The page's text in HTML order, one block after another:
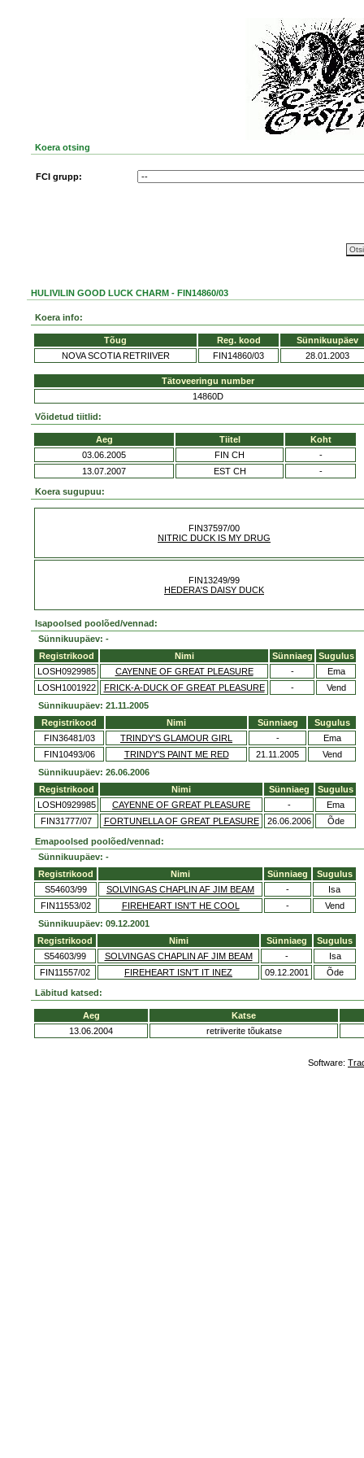
Koera otsing
FCI grupp:
HULIVILIN GOOD LUCK CHARM - FIN14860/03
Koera info:
Tõug Reg. kood
Sünnikuupäev
NOVA SCOTIA RETRIIVER
FIN14860/03 28.01.2003
Tätoveeringu number
14860D
Võidetud tiitlid:
Aeg Tiitel
Koht
03.06.2005
FIN CH
-
13.07.2007
EST CH -
Koera sugupuu:
FIN37597/00
NITRIC DUCK IS MY DRUG
FIN13249/99
HEDERA'S DAISY DUCK
Isapoolsed poolõed/vennad:
Sünnikuupäev: -
Registrikood
Nimi Sünniaeg
Sugulus
LOSH0929985
CAYENNE OF GREAT PLEASURE -
Ema
LOSH1001922
FRICK-A-DUCK OF GREAT PLEASURE -
Vend
Sünnikuupäev: 21.11.2005
Registrikood
Nimi Sünniaeg
Sugulus
FIN36481/03
TRINDY'S GLAMOUR GIRL -
Ema
FIN10493/06
TRINDY'S PAINT ME RED 21.11.2005
Vend
Sünnikuupäev: 26.06.2006
Registrikood
Nimi Sünniaeg
Sugulus
LOSH0929985
CAYENNE OF GREAT PLEASURE -
Ema
FIN31777/07
FORTUNELLA OF GREAT PLEASURE 26.06.2006 Õde
Emapoolsed poolõed/vennad:
Sünnikuupäev: -
Registrikood
Nimi Sünniaeg
Sugulus
S54603/99
SOLVINGAS CHAPLIN AF JIM BEAM -
Isa
FIN11553/02
FIREHEART ISN'T HE COOL -
Vend
Sünnikuupäev: 09.12.2001
Registrikood
Nimi Sünniaeg
Sugulus
S54603/99
SOLVINGAS CHAPLIN AF JIM BEAM -
Isa
FIN11557/02
FIREHEART ISN'T IT INEZ 09.12.2001 Õde
Läbitud katsed:
Aeg
Katse
13.06.2004
retriiverite tõukatse
Software: